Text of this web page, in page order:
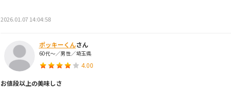
2026.01.07 14:04:58
ポッキーくんさん
60代～／男性／埼玉県
4.00
お値段以上の美味しさ